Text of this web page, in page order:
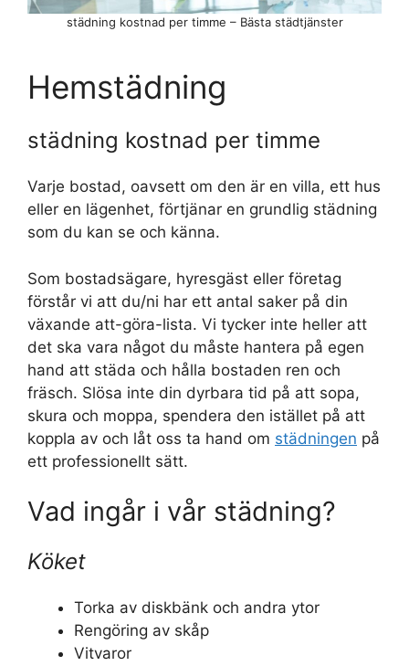
städning kostnad per timme – Bästa städtjänster
Hemstädning
städning kostnad per timme
Varje bostad, oavsett om den är en villa, ett hus
eller en lägenhet, förtjänar en grundlig städning
som du kan se och känna.
Som bostadsägare, hyresgäst eller företag
förstår vi att du/ni har ett antal saker på din
växande att-göra-lista. Vi tycker inte heller att
det ska vara något du måste hantera på egen
hand att städa och hålla bostaden ren och
fräsch. Slösa inte din dyrbara tid på att sopa,
skura och moppa, spendera den istället på att
koppla av och låt oss ta hand om städningen på
ett professionellt sätt.
Vad ingår i vår städning?
Köket
Torka av diskbänk och andra ytor
Rengöring av skåp
Vitvaror